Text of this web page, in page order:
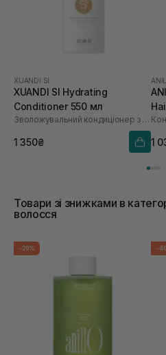
XUANDI SI
XUANDI SI Hydrating
Conditioner 550 мл
Зволожувальний кондиціонер з екстрактом зерна
1 350₴ 1
Товари зі знижками в
волосся
-20% -